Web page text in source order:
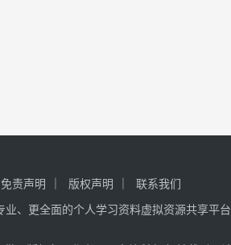
免责声明 版权声明
联系我们
、更全面的个人学习资料虚拟资源共享平台